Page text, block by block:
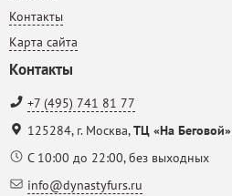
Контакты
Карта сайта
Контакты
+7 (495) 741 81 77
125284, г. Москва,ТЦ «На Беговой»
С 10:00 до 22:00, без выходных
info@dynastyfurs.ru